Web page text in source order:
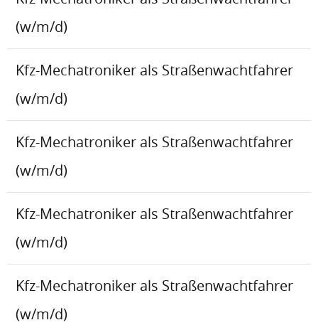
(w/m/d)
Kfz-Mechatroniker als Straßenwachtfahrer
(w/m/d)
Kfz-Mechatroniker als Straßenwachtfahrer
(w/m/d)
Kfz-Mechatroniker als Straßenwachtfahrer
(w/m/d)
Kfz-Mechatroniker als Straßenwachtfahrer
(w/m/d)